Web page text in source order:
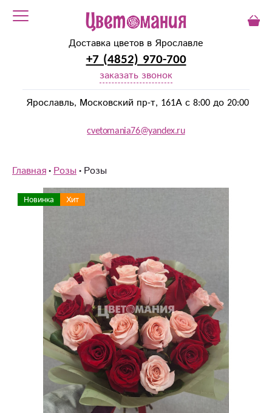
Доставка цветов в Ярославле
+7 (4852) 970-700
заказать звонок
Ярославль, Московский пр-т, 161А с 8:00 до 20:00
cvetomania76@yandex.ru
Главная Розы Розы
Новинка Хит